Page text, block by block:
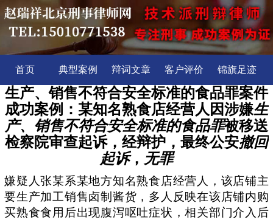
首页 典型案例 辩词文章 客户评价 锦旗足迹
生产、销售不符合安全标准的食品罪案件
成功案例：某知名熟食店经营人因涉嫌生
产、销售不符合安全标准的食品罪被移送
检察院审查起诉，经辩护，最终公安撤回
起诉， 无罪
嫌疑人张某系某地方知名熟食店经营人，该店铺主
要生产加工销售卤制酱货，多人反映在该店铺内购
买熟食食用后出现腹泻呕吐症状，相关部门介入后